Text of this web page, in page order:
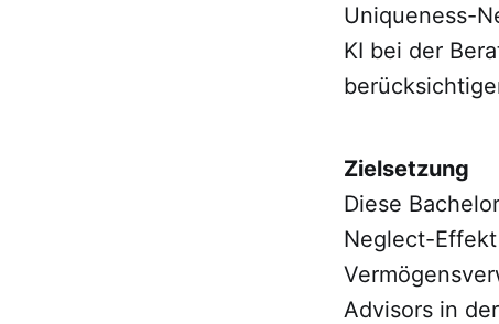
Uniqueness-
KI bei der
Zielsetzung
Diese
Neglect-
Advisors in